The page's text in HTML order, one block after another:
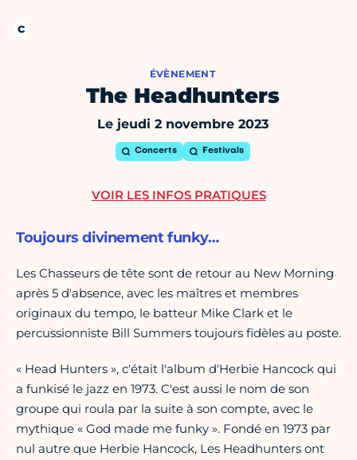
ÉVÈNEMENT
The Headhunters
Le jeudi 2 novembre 2023
Concerts Festivals
Toujours divinement funky…
Les Chasseurs de tête sont de retour au New Morning
après 5 d'absence, avec les maîtres et membres
originaux du tempo, le batteur Mike Clark et le
percussionniste Bill Summers toujours fidèles au poste.
« Head Hunters », c'était l'album d'Herbie Hancock qui
a funkisé le jazz en 1973. C'est aussi le nom de son
groupe qui roula par la suite à son compte, avec le
mythique « God made me funky ». Fondé en 1973 par
nul autre que Herbie Hancock, Les Headhunters ont
VOIR LES INFOS PRATIQUES